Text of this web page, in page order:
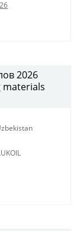
2026
materials